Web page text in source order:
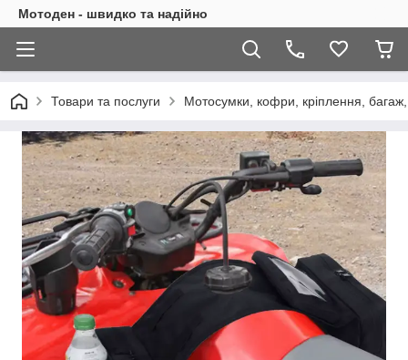
Мотоден - швидко та надійно
Товари та послуги Мотосумки, кофри, кріплення,